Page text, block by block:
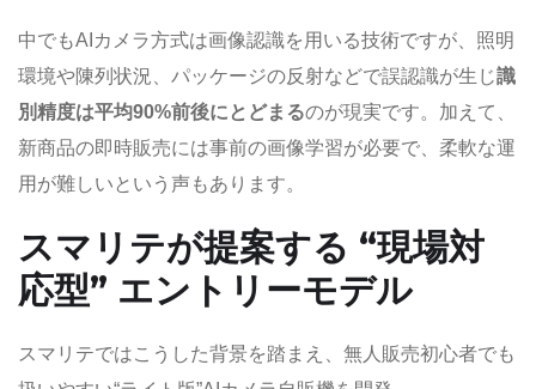
中でもAIカメラ方式は画像認識を用いる技術ですが、照明
環境や陳列状況、パッケージの反射などで誤認識が生じ識
別精度は平均90%前後にとどまるのが現実です。加えて、
新商品の即時販売には事前の画像学習が必要で、柔軟な運
用が難しいという声もあります。
スマリテが提案する “現場対
応型” エントリーモデル
スマリテではこうした背景を踏まえ、無人販売初心者でも